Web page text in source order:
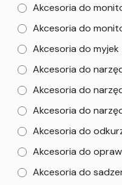
Akcesoria do
Akcesoria do
Akcesoria do myjek
Akcesoria do
Akcesoria do
Akcesoria do
Akcesoria do
Akcesoria do
Akcesoria do